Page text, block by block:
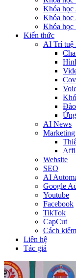
Khóa học
Khóa hoc
Khóa học
Kiến thức
AI Trí tuệ
AI News
Marketing
Website
SEO
AI
Google
Youtube
Facebook
TikTok
CapCut
Cách
Liên hệ
Tác giả